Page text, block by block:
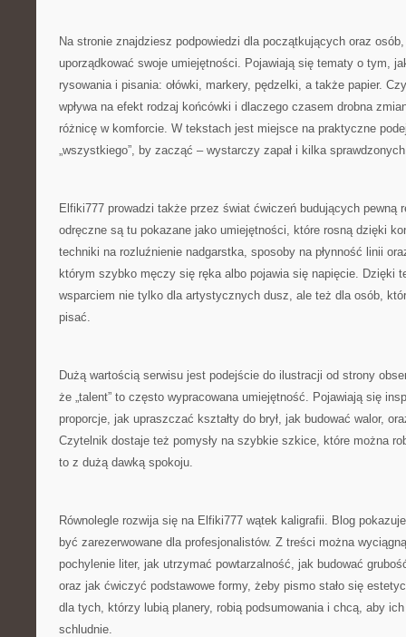
Na stronie znajdziesz podpowiedzi dla początkujących oraz
uporządkować swoje umiejętności. Pojawiają się tematy o tym,
rysowania i pisania: ołówki, markery, pędzelki, a także papier.
wpływa na efekt rodzaj końcówki i dlaczego czasem drobna
różnicę w komforcie. W tekstach jest miejsce na praktyczne
„wszystkiego”, by zacząć – wystarczy zapał i kilka
Elfiki777 prowadzi także przez świat ćwiczeń budujących pewną
odręczne są tu pokazane jako umiejętności, które rosną dzięki
techniki na rozluźnienie nadgarstka, sposoby na płynność linii
którym szybko męczy się ręka albo pojawia się napięcie. Dzięki
wsparciem nie tylko dla artystycznych dusz, ale też dla osób,
pisać.
Dużą wartością serwisu jest podejście do ilustracji od strony
że „talent” to często wypracowana umiejętność. Pojawiają się
proporcje, jak upraszczać kształty do brył, jak budować walor,
Czytelnik dostaje też pomysły na szybkie szkice, które można
to z dużą dawką spokoju.
Równolegle rozwija się na Elfiki777 wątek kaligrafii. Blog
być zarezerwowane dla profesjonalistów. Z treści można
pochylenie liter, jak utrzymać powtarzalność, jak budować
oraz jak ćwiczyć podstawowe formy, żeby pismo stało się
dla tych, którzy lubią planery, robią podsumowania i chcą, aby
schludnie.